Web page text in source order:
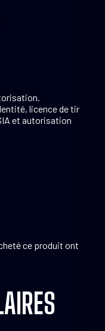
licence de tir
et autorisation
ce produit ont